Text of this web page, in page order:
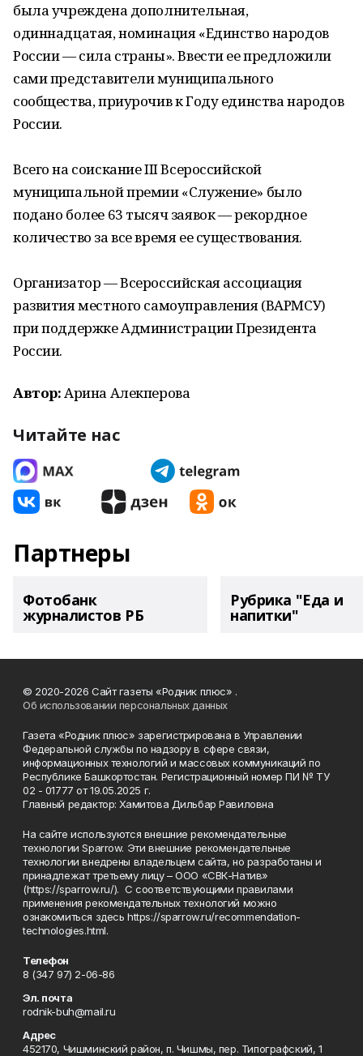
была учреждена дополнительная,
одиннадцатая, номинация «Единство народов
России — сила страны». Ввести ее предложили
сами представители муниципального
сообщества, приурочив к Году единства народов
России.
Всего на соискание III Всероссийской
муниципальной премии «Служение» было
подано более 63 тысяч заявок — рекордное
количество за все время ее существования.
Организатор — Всероссийская ассоциация
развития местного самоуправления (ВАРМСУ)
при поддержке Администрации Президента
России.
Автор:Арина Алекперова
Читайте нас
Партнеры
Фотобанк
журналистов РБ
Рубрика "Еда и
напитки"
© 2020-2026 Сайт газеты «Родник плюс» .
Об использовании персональных данных
Газета «Родник плюс» зарегистрирована в Управлении
Федеральной службы по надзору в сфере связи,
информационных технологий и массовых коммуникаций по
Республике Башкортостан. Регистрационный номер ПИ № ТУ
02 - 01777 от 19.05.2025 г.
Главный редактор: Хамитова Дильбар Равиловна
На сайте используются внешние рекомендательные
технологии Sparrow. Эти внешние рекомендательные
технологии внедрены владельцем сайта, но разработаны и
принадлежат третьему лицу – ООО «СВК-Натив»
(https://sparrow.ru/). С соответствующими правилами
применения рекомендательных технологий можно
ознакомиться здесь https://sparrow.ru/recommendation-
technologies.html.
Телефон
8 (347 97) 2-06-86
Эл. почта
rodnik-buh@mail.ru
Адрес
452170, Чишминский район, п. Чишмы, пер. Типографский, 1